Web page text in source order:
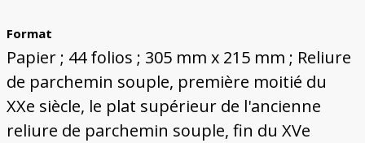
Format
Papier ; 44 folios ; 305 mm x 215 mm ; Reliure
de parchemin souple, première moitié du
XXe siècle, le plat supérieur de l'ancienne
reliure de parchemin souple, fin du XVe